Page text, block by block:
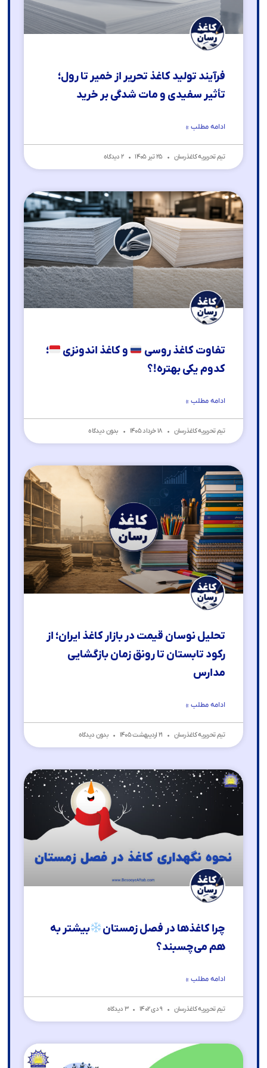
فرآیند تولید کاغذ تحریر از خمیر تا رول؛
تأثیر سفیدی و مات شدگی بر خرید
ادامه مطلب »
تیم تحریریه کاغذرسان ۲۵ تیر ۱۴۰۵ ۲ دیدگاه
تفاوت کاغذ روسی و کاغذ اندونزی
؛
کدوم یکی بهتره!؟
ادامه مطلب »
تیم تحریریه کاغذرسان بدون دیدگاه
تحلیل نوسان قیمت در بازار کاغذ ایران؛ از
رکود تابستان تا رونق زمان بازگشایی
مدارس
ادامه مطلب »
تیم تحریریه کاغذرسان بدون دیدگاه
چرا کاغذ‌ها در فصل زمستان
بیشتر به
هم می‌چسبند؟
ادامه مطلب »
تیم تحریریه کاغذرسان ۹ دی ۱۴۰۲ ۳ دیدگاه